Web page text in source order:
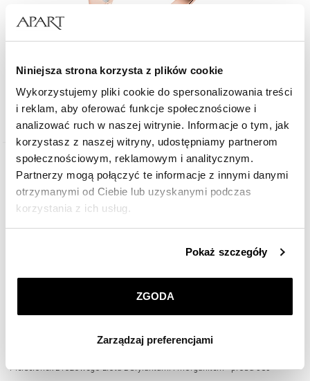
Niniejsza strona korzysta z plików cookie
Wykorzystujemy pliki cookie do spersonalizowania treści
i reklam, aby oferować funkcje społecznościowe i
analizować ruch w naszej witrynie. Informacje o tym, jak
korzystasz z naszej witryny, udostępniamy partnerom
społecznościowym, reklamowym i analitycznym.
Partnerzy mogą połączyć te informacje z innymi danymi
otrzymanymi od Ciebie lub uzyskanymi podczas
korzystania z ich usług.
przez nas plików cookie znajdziesz wPolityce
korzystamy. Możesz również wybrać jaki rodzaj plików
Zarządzaj preferencjami. W każdej chwili możesz
Pokaż szczegóły
ZGODA
Zarządzaj preferencjami
Pierścionek z różowego złota z brylantami i morganitem - próba 750
14 990 zł
Pierścionek z różowego złota z brylantami i morganitem - próba 585